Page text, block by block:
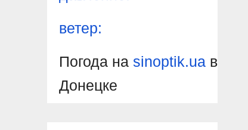
ветер:
Погода на sinoptik.uaв
Донецке